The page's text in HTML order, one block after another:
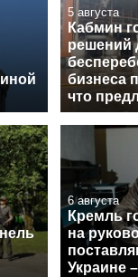
5 августа
Кабмин
решений
бизнеса
что
6 августа
Кремль
на
Украине